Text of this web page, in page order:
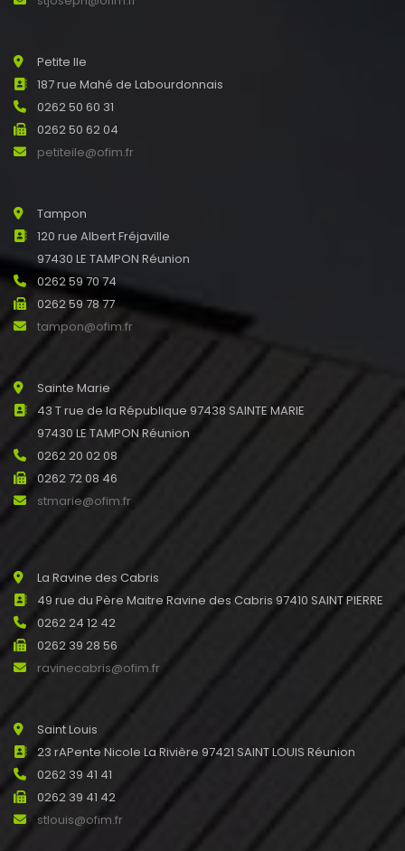
Petite Ile
187 rue Mahé de Labourdonnais
0262 50 60 31
0262 50 62 04
petiteile@ofim.fr
Tampon
120 rue Albert Fréjaville
97430 LE TAMPON Réunion
0262 59 70 74
0262 59 78 77
tampon@ofim.fr
Sainte Marie
43 T rue de la République 97438 SAINTE MARIE
97430 LE TAMPON Réunion
0262 20 02 08
0262 72 08 46
stmarie@ofim.fr
La Ravine des Cabris
49 rue du Père Maitre Ravine des Cabris 97410 SAINT PIERRE
0262 24 12 42
0262 39 28 56
ravinecabris@ofim.fr
Saint Louis
23 rAPente Nicole La Rivière 97421 SAINT LOUIS Réunion
0262 39 41 41
0262 39 41 42
stlouis@ofim.fr